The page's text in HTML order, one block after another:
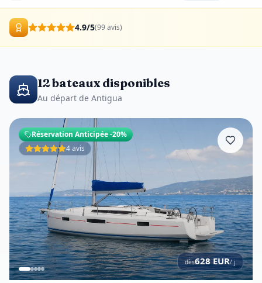
4.9/5(99avis)
12 bateaux disponibles
Au départ de Antigua
Réservation Anticipée-20%
4 avis
dès628 EUR/ j